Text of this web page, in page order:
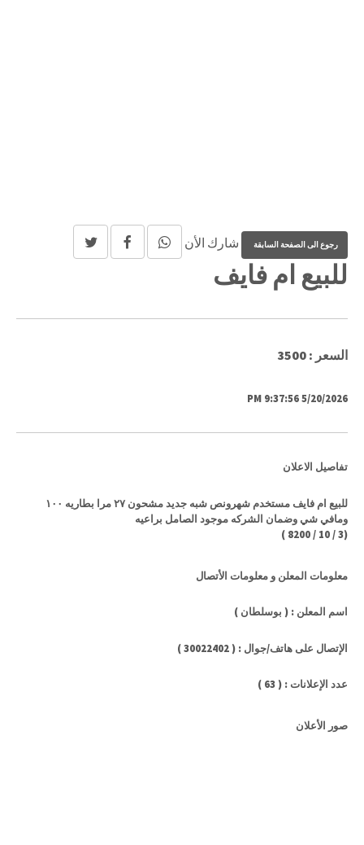
شارك الأن
للبيع ام فايف
السعر : 3500
5/20/2026 9:37:56 PM
تفاصيل الاعلان
للبيع ام فايف مستخدم شهرونص شبه جديد مشحون ٢٧ مرا بطاريه ١٠٠
ومافي شي وضمان الشركه موجود الصامل براعيه
(
3
/
10
/
8200
)
معلومات المعلن و معلومات الأتصال
اسم المعلن : ( بوسلطان )
الإتصال على هاتف/جوال : ( 30022402 )
عدد الإعلانات : ( 63 )
صور الأعلان